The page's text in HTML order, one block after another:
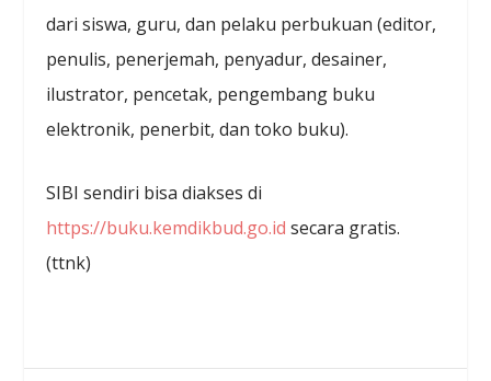
dari siswa, guru, dan pelaku perbukuan (editor,
penulis, penerjemah, penyadur, desainer,
ilustrator, pencetak, pengembang buku
elektronik, penerbit, dan toko buku).
SIBI sendiri bisa diakses di
https://buku.kemdikbud.go.id secara gratis.
(ttnk)